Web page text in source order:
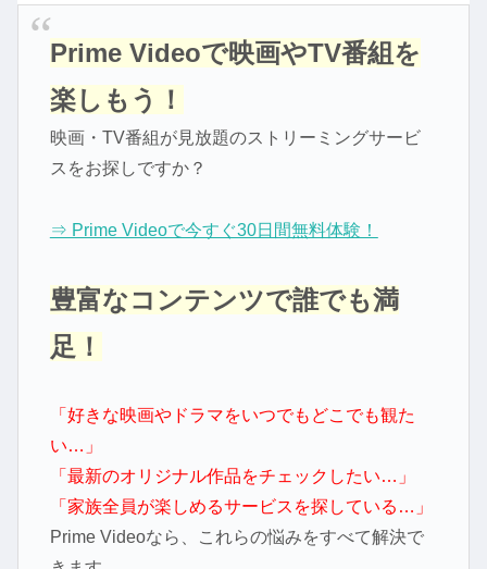
Prime Videoで映画やTV番組を
楽しもう！
映画・TV番組が見放題のストリーミングサービ
スをお探しですか？
⇒ Prime Videoで今すぐ30日間無料体験！
豊富なコンテンツで誰でも満
足！
「好きな映画やドラマをいつでもどこでも観た
い…」
「最新のオリジナル作品をチェックしたい…」
「家族全員が楽しめるサービスを探している…」
Prime Videoなら、これらの悩みをすべて解決で